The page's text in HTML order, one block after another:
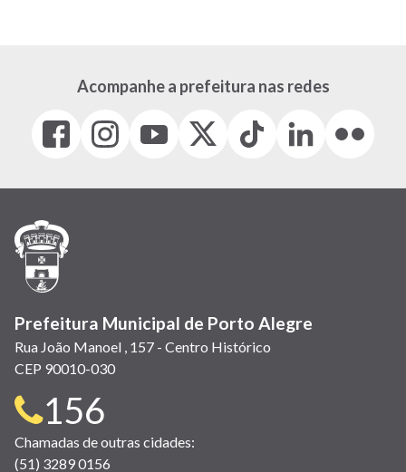
Acompanhe a prefeitura nas redes
Facebook
(link
em
janela)
Instagram
(link
em
(link
em
(Antigo
(link
Tiktok
(link
em
LinkedIn
(link
em
(link
em
Prefeitura Municipal de Porto Alegre
Rua João Manoel , 157 - Centro Histórico
CEP 90010-030
Telefone
para
156
Chamadas de outras cidades:
(51) 3289 0156